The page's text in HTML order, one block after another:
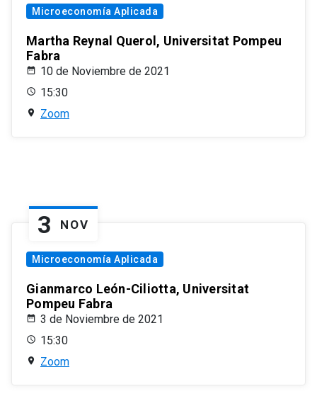
Microeconomía Aplicada
Martha Reynal Querol, Universitat Pompeu
Fabra
10 de Noviembre de 2021
15:30
Zoom
3 NOV
Microeconomía Aplicada
Gianmarco León-Ciliotta, Universitat
Pompeu Fabra
3 de Noviembre de 2021
15:30
Zoom